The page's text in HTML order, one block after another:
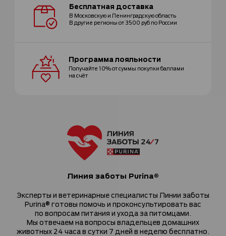
Бесплатная доставка
В Московскую и Ленинградскую область
В другие регионы от 3500 руб по России
Программалояльности
Получайте 10% от суммы покупки баллами
на счёт
Линия заботы Purina®
Эксперты и ветеринарные специалисты Линии заботы
Purina® готовы помочь и проконсультировать вас
по вопросам питания и ухода за питомцами.
Мы отвечаем на вопросы владельцев домашних
животных 24 часа в сутки 7 дней в неделю бесплатно.